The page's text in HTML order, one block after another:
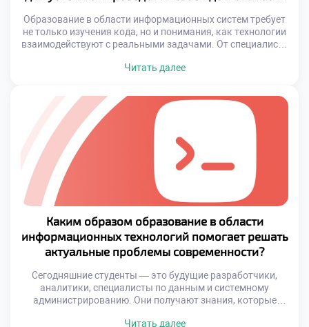
Образование в области информационных систем требует
не только изучения кода, но и понимания, как технологии
взаимодействуют с реальными задачами. От специалиста
данные перемещаются между компонентами системы,
Именно поэтому программы обучения в техникуме
строятся так, чтобы развивать у студентов и техническую
грамотность, и soft […]
Читать далее
Каким образом образование в области
информационных технологий помогает решать
актуальные проблемы современности?
Сегодняшние студенты — это будущие разработчики,
аналитики, специалисты по данным и системному
администрированию. Они получают знания, которые
Читать далее